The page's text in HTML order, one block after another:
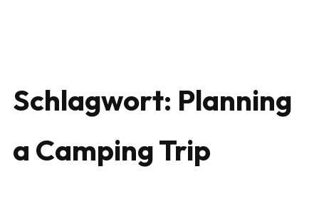
Schlagwort: Planning
a Camping Trip